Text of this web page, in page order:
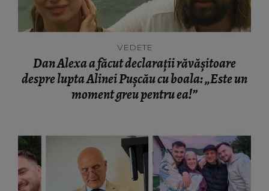
VEDETE
Dan Alexa a făcut declarații răvășitoare
despre lupta Alinei Pușcău cu boala: „Este un
moment greu pentru ea!”